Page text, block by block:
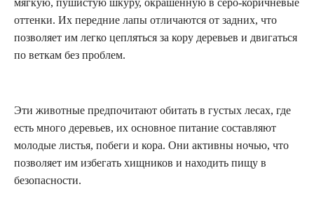
мягкую, пушистую шкуру, окрашенную в серо-коричневые
оттенки. Их передние лапы отличаются от задних, что
позволяет им легко цепляться за кору деревьев и двигаться
по веткам без проблем.
Эти животные предпочитают обитать в густых лесах, где
есть много деревьев, их основное питание составляют
молодые листья, побеги и кора. Они активны ночью, что
позволяет им избегать хищников и находить пищу в
безопасности.